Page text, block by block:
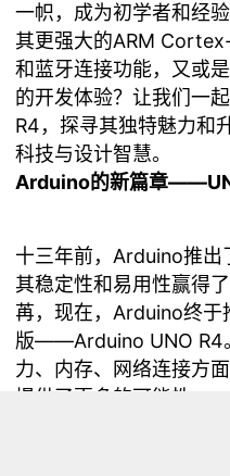
一帜，成为初学者和经
其更强大的ARM
和蓝牙连接功能，又或
的开发体验？让我们一
R4，探寻其独特魅力和
科技与设计智慧。
Arduino的新篇章
十三年前，Arduino推出
其稳定性和易用性赢得
苒，现在，Arduino终于
版——Arduino UNO R4
力、内存、网络连接方
提供了更多的可能性。